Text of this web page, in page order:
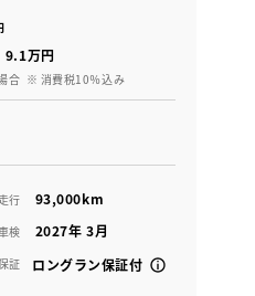
9.1万円
合 ※ 消費税10％込み
行 93,000km
検 2027年 3月
証 ロングラン保証付